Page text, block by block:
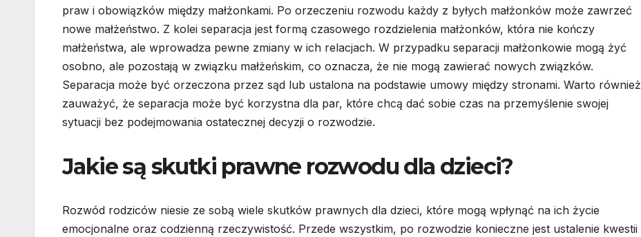
praw i obowiązków między małżonkami. Po orzeczeniu rozwodu każdy z byłych małżonków może zawrzeć
nowe małżeństwo. Z kolei separacja jest formą czasowego rozdzielenia małżonków, która nie kończy
małżeństwa, ale wprowadza pewne zmiany w ich relacjach. W przypadku separacji małżonkowie mogą żyć
osobno, ale pozostają w związku małżeńskim, co oznacza, że nie mogą zawierać nowych związków.
Separacja może być orzeczona przez sąd lub ustalona na podstawie umowy między stronami. Warto również
zauważyć, że separacja może być korzystna dla par, które chcą dać sobie czas na przemyślenie swojej
sytuacji bez podejmowania ostatecznej decyzji o rozwodzie.
Jakie są skutki prawne rozwodu dla dzieci?
Rozwód rodziców niesie ze sobą wiele skutków prawnych dla dzieci, które mogą wpłynąć na ich życie
emocjonalne oraz codzienną rzeczywistość. Przede wszystkim, po rozwodzie konieczne jest ustalenie kwestii